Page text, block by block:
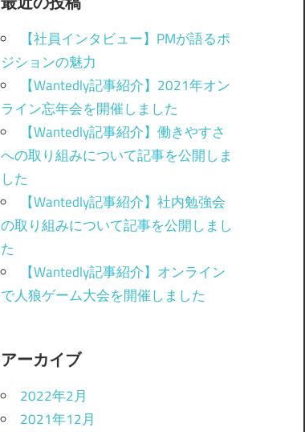
【社員インタビュー】PMが語るポ
ジションの魅力
【Wantedly記事紹介】2021年オン
ライン忘年会を開催しました
【Wantedly記事紹介】働きやすさ
への取り組みについて記事を公開しま
した
【Wantedly記事紹介】社内勉強会
の取り組みについて記事を公開しまし
た
【Wantedly記事紹介】オンライン
で人狼ゲーム大会を開催しました
アーカイブ
2022年2月
2021年12月